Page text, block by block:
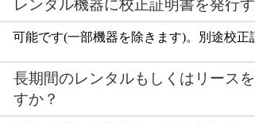
レンタル機器に校正証明書を発行
可能です(一部機器を除きます)。別途校正
長期間のレンタルもしくはリース
すか？